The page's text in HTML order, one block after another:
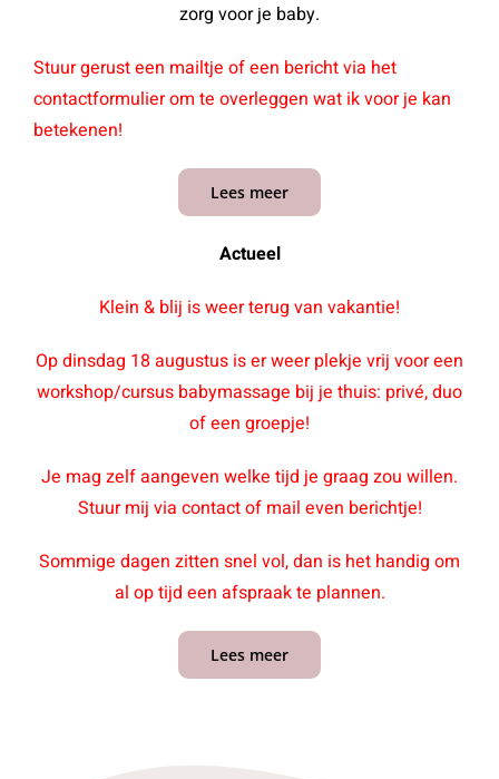
zorg voor je baby.
Stuur gerust een mailtje of een bericht via het
contactformulier om te overleggen wat ik voor je kan
betekenen!
Lees meer
Actueel
Klein & blij is weer terug van vakantie!
Op dinsdag 18 augustus is er weer plekje vrij voor een
workshop/cursus babymassage bij je thuis: privé, duo
of een groepje!
Je mag zelf aangeven welke tijd je graag zou willen.
Stuur mij via contact of mail even berichtje!
Sommige dagen zitten snel vol, dan is het handig om
al op tijd een afspraak te plannen.
Lees meer